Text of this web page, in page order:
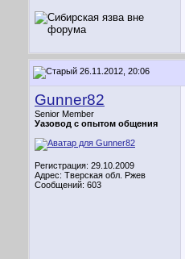
26.11.2012, 20:06
Gunner82
Senior Member
Уазовод с опытом общения
Регистрация: 29.10.2009
Адрес: Тверская обл. Ржев
Сообщений: 603